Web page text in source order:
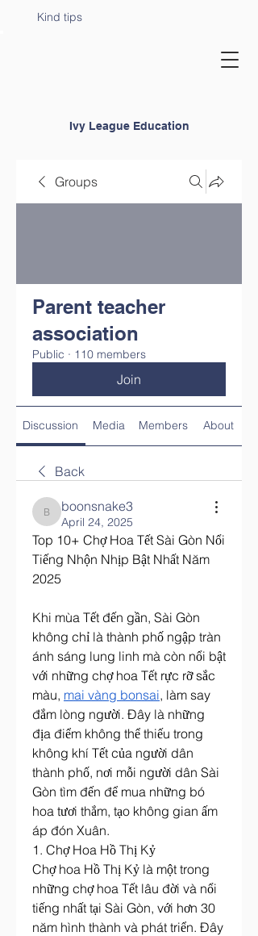
Ivy League Education
Kind tips
Groups
Parent teacher
association
Public · 110 members
Join
Discussion Media Members About
Back
boonsnake3
boonsnake3
April 24, 2025
Top 10+ Chợ Hoa Tết Sài Gòn Nổi
Tiếng Nhộn Nhịp Bật Nhất Năm
2025
Khi mùa Tết đến gần, Sài Gòn
không chỉ là thành phố ngập tràn
ánh sáng lung linh mà còn nổi bật
với những chợ hoa Tết rực rỡ sắc
màu, mai vàng bonsai, làm say
đắm lòng người. Đây là những
địa điểm không thể thiếu trong
không khí Tết của người dân
thành phố, nơi mỗi người dân Sài
Gòn tìm đến để mua những bó
hoa tươi thắm, tạo không gian ấm
áp đón Xuân.
1. Chợ Hoa Hồ Thị Kỷ
Chợ hoa Hồ Thị Kỷ là một trong
những chợ hoa Tết lâu đời và nổi
tiếng nhất tại Sài Gòn, với hơn 30
năm hình thành và phát triển. Đây